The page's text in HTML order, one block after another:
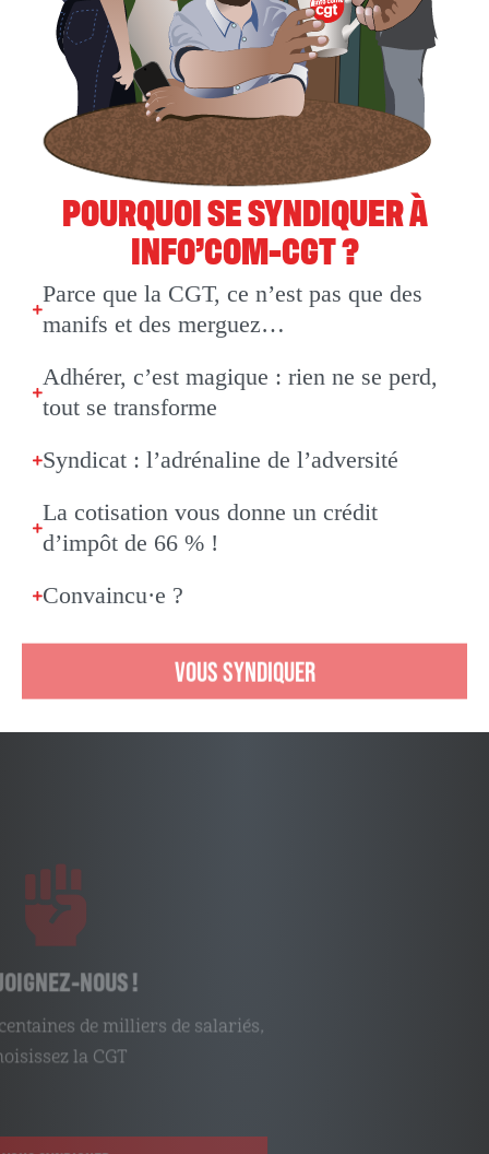
POURQUOI SE SYNDIQUER À
INFO’COM-CGT ?
Parce que la CGT, ce n’est pas que des
manifs et des merguez…
Adhérer, c’est magique : rien ne se perd,
tout se transforme
Syndicat : l’adrénaline de l’adversité
La cotisation vous donne un crédit
d’impôt de 66 % !
Convaincu·e ?
VOUS SYNDIQUER
Comme plusieurs centaines de milliers de salariés,
VOUS SYNDIQUER